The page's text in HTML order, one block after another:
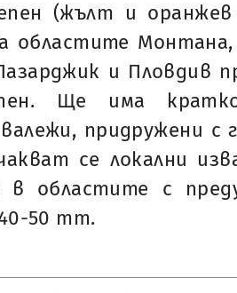
(жълт и
областите Монтана,
и Пловдив
Ще има
придружени
се локални
в областите с
50 mm.